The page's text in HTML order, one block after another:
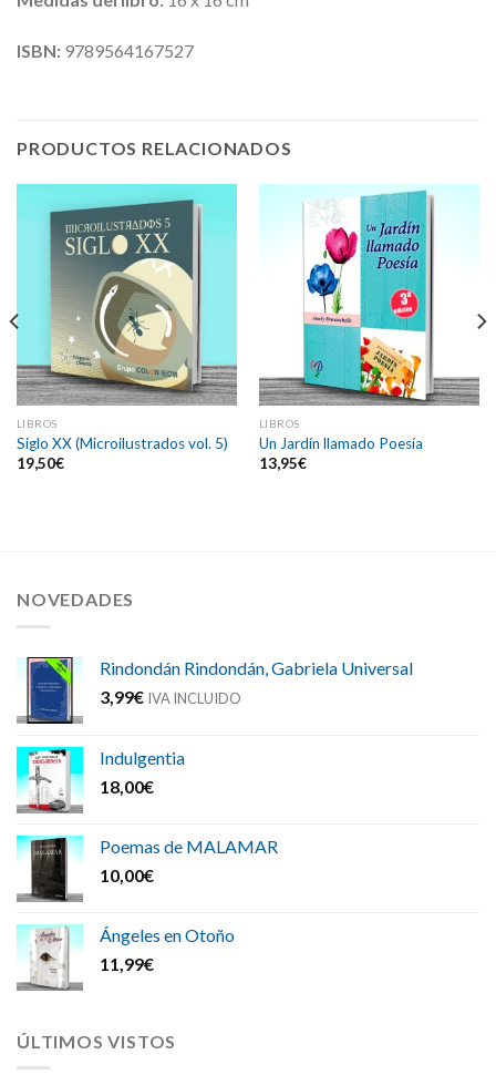
ISBN: 9789564167527
PRODUCTOS RELACIONADOS
LIBROS
Siglo XX (Microilustrados vol. 5)
19,50€
LIBROS
Un Jardín llamado Poesía
13,95€
NOVEDADES
Rindondán Rindondán, Gabriela Universal
3,99€ IVA INCLUIDO
Indulgentia
18,00€
Poemas de MALAMAR
10,00€
Ángeles en Otoño
11,99€
ÚLTIMOS VISTOS